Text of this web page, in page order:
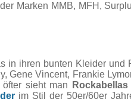
Marken MMB, MFH,
in ihren bunten Kleider
Vincent, Frankie
sieht man
Rockabellas
im Stil der 50er/60er